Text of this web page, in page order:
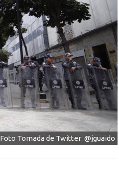
Foto Tomada de Twitter: @jguaido